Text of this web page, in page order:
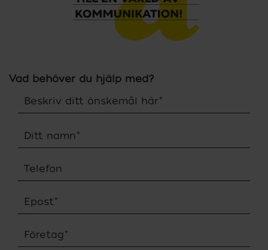
Vad behöver du hjälp med?
Beskriv ditt önskemål här*
Ditt namn*
Telefon
Epost*
Företag *